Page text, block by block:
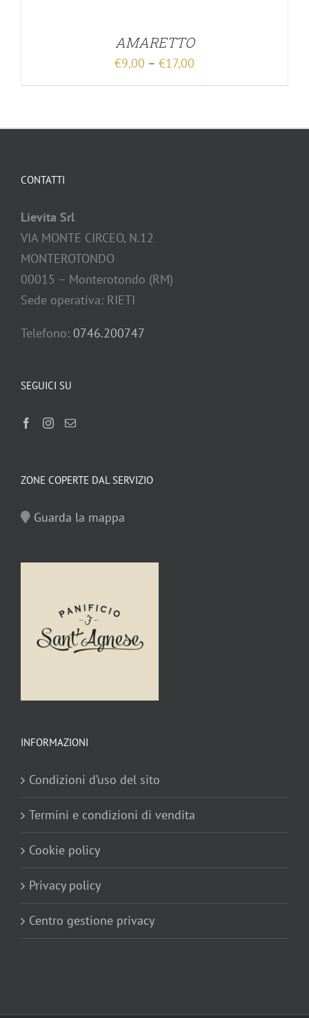
AMARETTO
€9,00 – €17,00
CONTATTI
Lievita Srl
VIA MONTE CIRCEO, N.12
MONTEROTONDO
00015 – Monterotondo (RM)
Sede operativa: RIETI
Telefono: 0746.200747
SEGUICI SU
ZONE COPERTE DAL SERVIZIO
Guarda la mappa
INFORMAZIONI
Condizioni d’uso del sito
Termini e condizioni di vendita
Cookie policy
Privacy policy
Centro gestione privacy